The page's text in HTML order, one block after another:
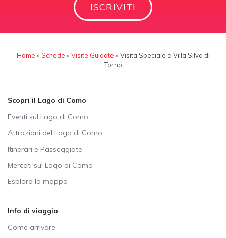
ISCRIVITI
Home »Schede »Visite Guidate »Visita Speciale a Villa Silva di
Torno
Scopri il Lago di Como
Eventi sul Lago di Como
Attrazioni del Lago di Como
Itinerari e Passeggiate
Mercati sul Lago di Como
Esplora la mappa
Info di viaggio
Come arrivare